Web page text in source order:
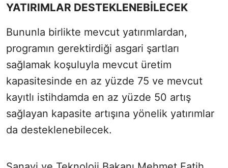
YATIRIMLAR DESTEKLENEBİLECEK
Bununla birlikte mevcut yatırımlardan,
programın gerektirdiği asgari şartları
sağlamak koşuluyla mevcut üretim
kapasitesinde en az yüzde 75 ve mevcut
kayıtlı istihdamda en az yüzde 50 artış
sağlayan kapasite artışına yönelik yatırımlar
da desteklenebilecek.